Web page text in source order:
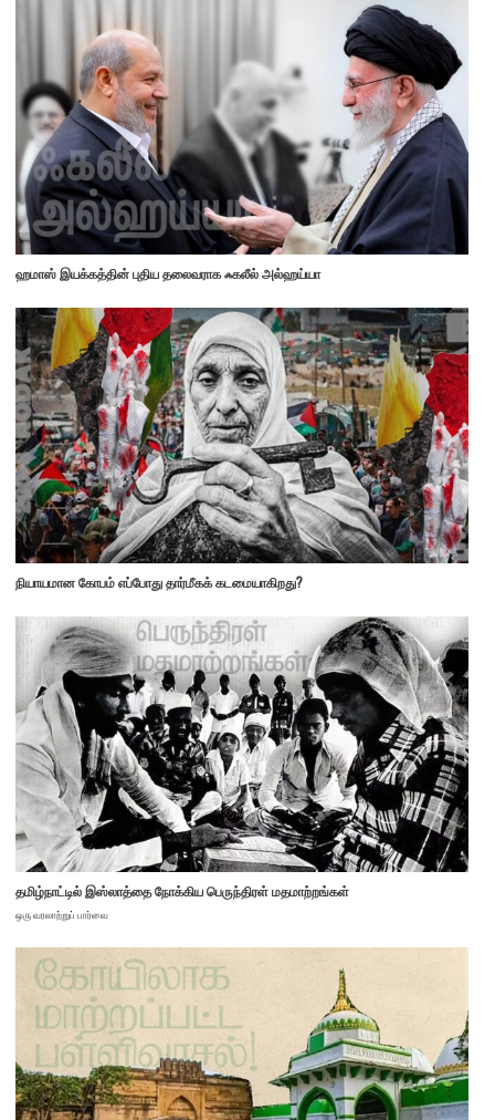
ஹமாஸ் இயக்கத்தின் புதிய தலைவராக ஃகலீல் அல்ஹய்யா
நியாயமான கோபம் எப்போது தார்மீகக் கடமையாகிறது?
தமிழ்நாட்டில் இஸ்லாத்தை நோக்கிய பெருந்திரள் மதமாற்றங்கள்
ஒரு வரலாற்றுப் பார்வை